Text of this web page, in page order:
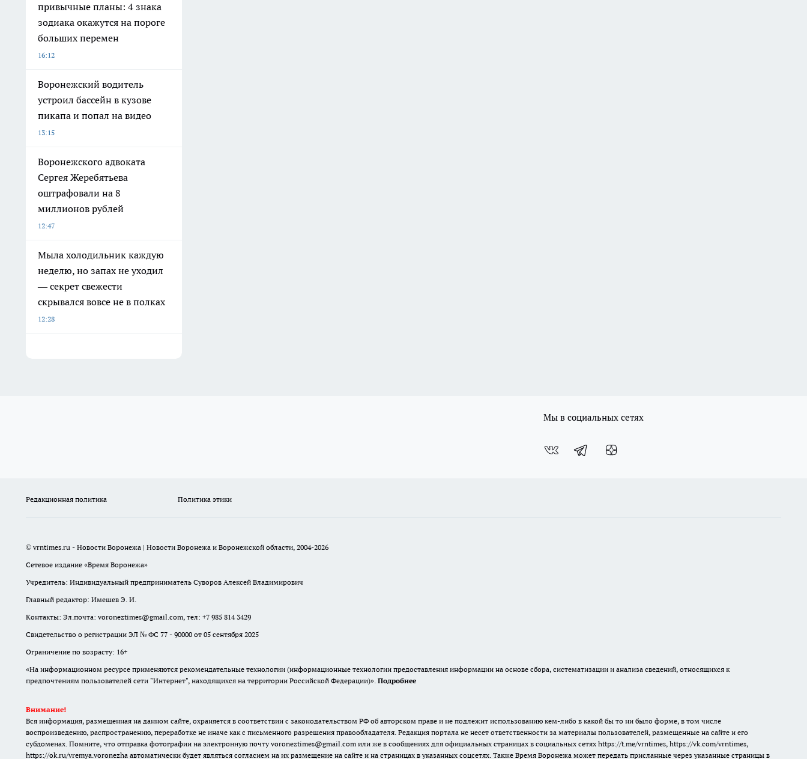
привычные планы: 4 знака
зодиака окажутся на пороге
больших перемен
16:12
Воронежский водитель
устроил бассейн в кузове
пикапа и попал на видео
13:15
Воронежского адвоката
Сергея Жеребятьева
оштрафовали на 8
миллионов рублей
12:47
Мыла холодильник каждую
неделю, но запах не уходил
— секрет свежести
скрывался вовсе не в полках
12:28
Мы в социальных сетях
Редакционная политика Политика этики
© vrntimes.ru - Новости Воронежа | Новости Воронежа и Воронежской области, 2004-2026
Сетевое издание «Время Воронежа»
Учредитель: Индивидуальный предприниматель Суворов Алексей Владимирович
Главный редактор: Имешев Э. И.
Контакты: Эл.почта: voroneztimes@gmail.com, тел: +7 985 814 3429
Свидетельство о регистрации ЭЛ № ФС 77 - 90000 от 05 сентября 2025
Ограничение по возрасту: 16+
«На информационном ресурсе применяются рекомендательные технологии (информационные технологии предоставления информации на основе сбора, систематизации и анализа сведений, относящихся к
предпочтениям пользователей сети "Интернет", находящихся на территории Российской Федерации)». Подробнее
Внимание!
Вся информация, размещенная на данном сайте, охраняется в соответствии с законодательством РФ об авторском праве и не подлежит использованию кем-либо в какой бы то ни было форме, в том числе
воспроизведению, распространению, переработке не иначе как с письменного разрешения правообладателя. Редакция портала не несет ответственности за материалы пользователей, размещенные на сайте и его
субдоменах. Помните, что отправка фотографии на электронную почту voroneztimes@gmail.com или же в сообщениях для официальных страницах в социальных сетях https://t.me/vrntimes, https://vk.com/vrntimes,
https://ok.ru/vremya.voronezha автоматически будет являться согласием на их размещение на сайте и на страницах в указанных соцсетях. Также Время Воронежа может передать присланные через указанные страницы в